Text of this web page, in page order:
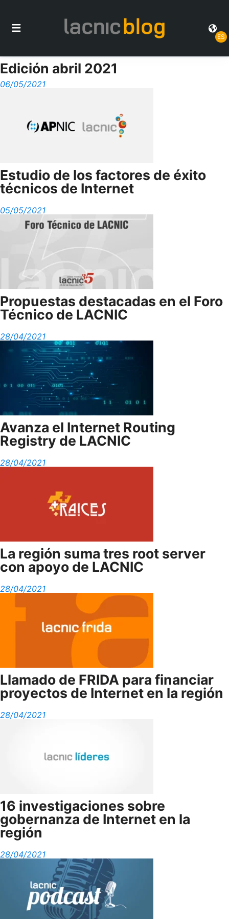
ES
Edición abril 2021
06/05/2021
Estudio de los factores de éxito
técnicos de Internet
05/05/2021
Propuestas destacadas en el Foro
Técnico de LACNIC
28/04/2021
Avanza el Internet Routing
Registry de LACNIC
28/04/2021
La región suma tres root server
con apoyo de LACNIC
28/04/2021
Llamado de FRIDA para financiar
proyectos de Internet en la región
28/04/2021
16 investigaciones sobre
gobernanza de Internet en la
región
28/04/2021